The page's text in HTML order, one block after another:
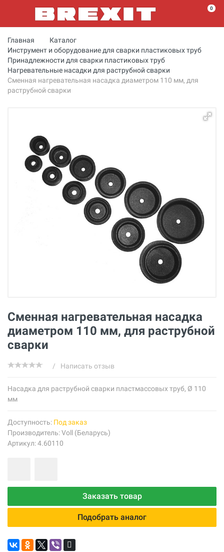
0
Главная
Каталог
Инструмент и оборудование для сварки пластиковых труб
Принадлежности для сварки пластиковых труб
Нагревательные насадки для раструбной сварки
Сменная нагревательная насадка диаметром 110 мм, для
раструбной сварки
Сменная нагревательная насадка
диаметром 110 мм, для раструбной
сварки
/ Написать отзыв
Насадка для раструбной сварки пластмассовых труб, Ø 110
мм
Доступность: Под заказ
Производитель:Voll (Беларусь)
Артикул: 4.60110
Заказать товар
Подобрать аналог